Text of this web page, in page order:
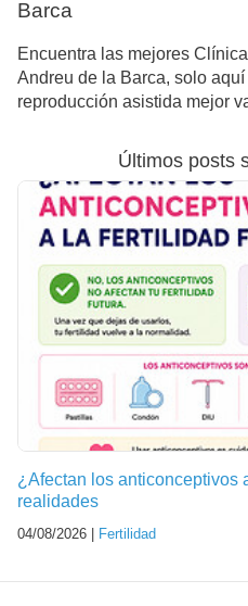
Barca
Encuentra las mejores
Andreu de la Barca, solo
reproducción asistida mejor
Últimos posts
¿Afectan los anticonceptivos
realidades
04/08/2026 | Fertilidad